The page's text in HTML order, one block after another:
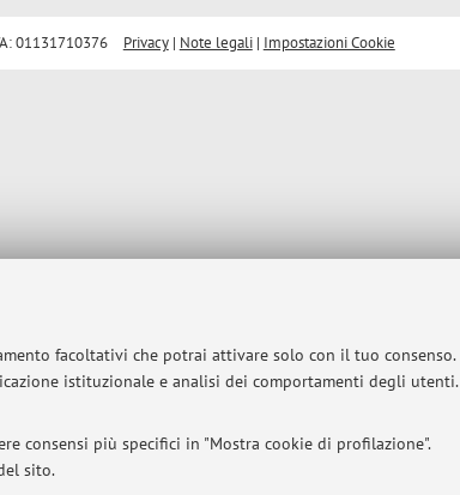
facoltativi che potrai attivare solo con il tuo consenso.
istituzionale e analisi dei comportamenti degli utenti.
consensi più specifici in "Mostra cookie di profilazione".
sito.
01131710376 Privacy| Note legali| Impostazioni Cookie